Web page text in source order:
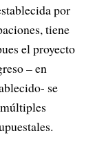
por
tiene
el proyecto
– en
se